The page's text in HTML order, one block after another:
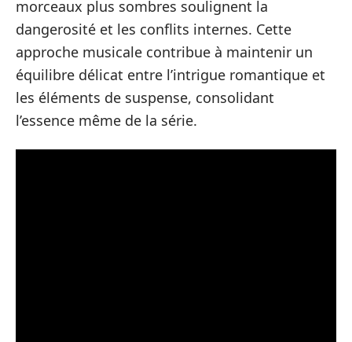
morceaux plus sombres soulignent la
dangerosité et les conflits internes. Cette
approche musicale contribue à maintenir un
équilibre délicat entre l’intrigue romantique et
les éléments de suspense, consolidant
l’essence même de la série.